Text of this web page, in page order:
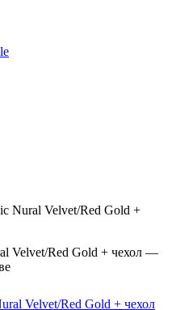
Nural Velvet/Red Gold +
Velvet/Red Gold + чехол —